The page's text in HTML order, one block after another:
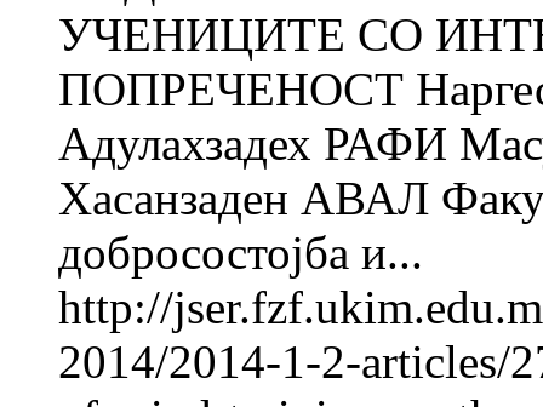
УЧЕНИЦИТЕ СО
ПОПРЕЧЕНОСТ
Адулахзадех РАФИ
Хасанзаден АВАЛ
добросостојба и...
http://
2014/2014-1-2-articles/